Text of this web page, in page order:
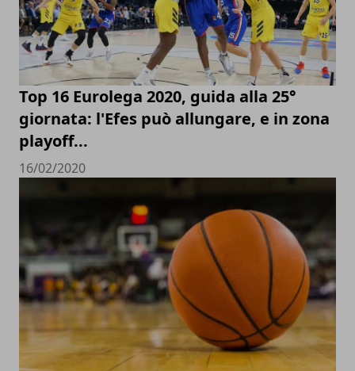
Top 16 Eurolega 2020, guida alla 25°
giornata: l'Efes può allungare, e in zona
playoff...
16/02/2020